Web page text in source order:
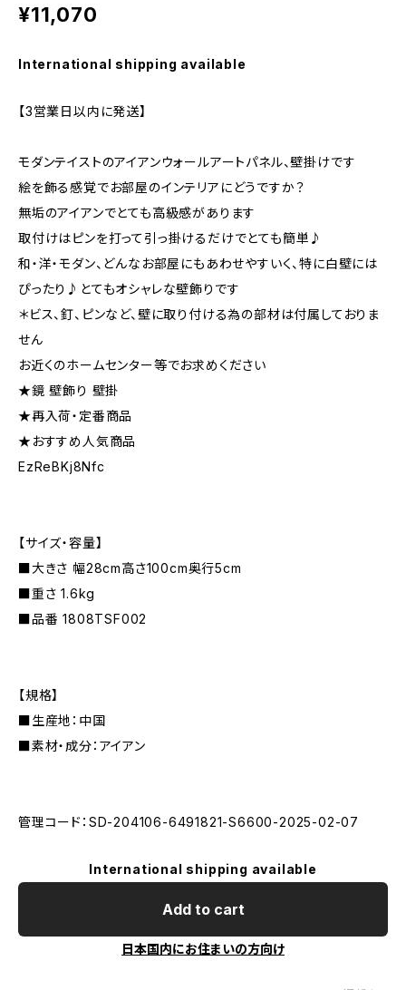
¥11,070
International shipping available
【3営業日以内に発送】
モダンテイストのアイアンウォールアートパネル、壁掛けです
絵を飾る感覚でお部屋のインテリアにどうですか？
無垢のアイアンでとても高級感があります
取付けはピンを打って引っ掛けるだけでとても簡単♪
和・洋・モダン、どんなお部屋にもあわせやすいく、特に白壁には
ぴったり♪とてもオシャレな壁飾りです
＊ビス、釘、ピンなど、壁に取り付ける為の部材は付属しておりま
せん
お近くのホームセンター等でお求めください
★鏡 壁飾り 壁掛
★再入荷・定番商品
★おすすめ人気商品
EzReBKj8Nfc
【サイズ・容量】
■大きさ 幅28cm高さ100cm奥行5cm
■重さ 1.6kg
■品番 1808TSF002
【規格】
■生産地：中国
■素材・成分：アイアン
管理コード：SD-204106-6491821-S6600-2025-02-07
International shipping available
Add to cart
日本国内にお住まいの方向け